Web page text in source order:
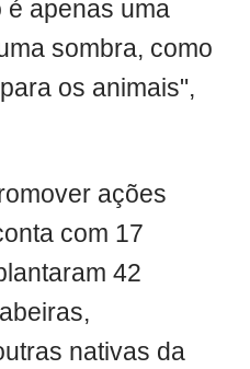
é apenas uma
sombra, como
os animais",
ações
com 17
42
nativas da